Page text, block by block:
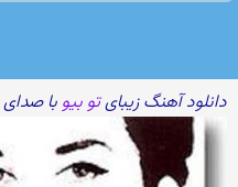
دانلود آهنگ زیبایتو بیوبا صدای